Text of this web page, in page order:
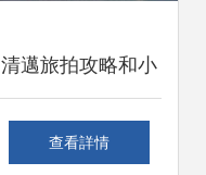
清邁旅拍攻略和小
城遐想
查看詳情